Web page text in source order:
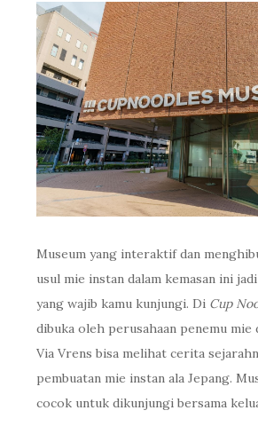
Museum yang interaktif dan
usul mie instan dalam kemasan ini
yang wajib kamu kunjungi. Di Cup
dibuka oleh perusahaan penemu mie
Via Vrens bisa melihat cerita
pembuatan mie instan ala Jepang.
cocok untuk dikunjungi bersama